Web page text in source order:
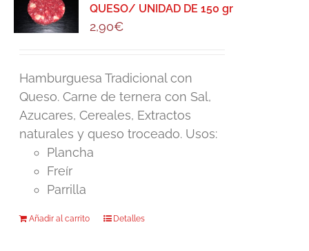
QUESO/ UNIDAD DE 150 gr
2,90€
Hamburguesa Tradicional con
Queso. Carne de ternera con Sal,
Azucares, Cereales, Extractos
naturales y queso troceado. Usos:
Plancha
Freír
Parrilla
Añadir al carrito Detalles